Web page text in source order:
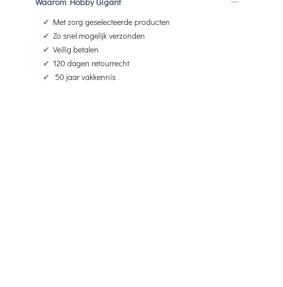
✔ Met zorg geselecteerde producten
✔ Zo snel mogelijk verzonden
✔ Veilig betalen
✔ 120 dagen retourrecht
✔
50 jaar vakkennis